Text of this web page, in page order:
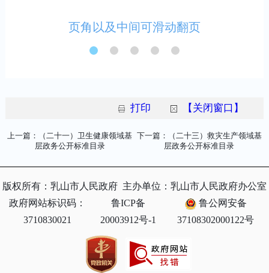
打印 【关闭窗口】
上一篇：（二十一）卫生健康领域基
层政务公开标准目录
下一篇：（二十三）救灾生产领域基
层政务公开标准目录
版权所有：乳山市人民政府 主办单位：乳山市人民政府办公室
政府网站标识码：
3710830021
鲁ICP备
20003912号-1
鲁公网安备
37108302000122号